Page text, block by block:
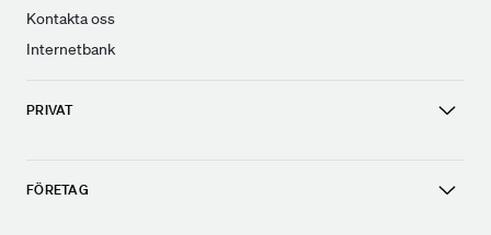
Kontakta oss
Internetbank
PRIVAT
FÖRETAG